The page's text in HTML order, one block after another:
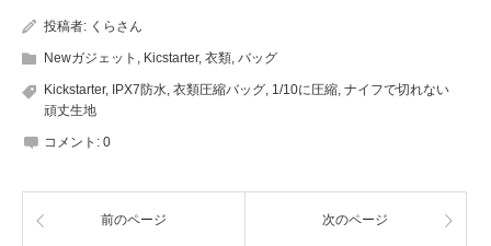
投稿者: くらさん
Newガジェット , Kicstarter, 衣類, バッグ
Kickstarter, IPX7防水, 衣類圧縮バッグ, 1/10に圧縮, ナイフで切れない
頑丈生地
コメント: 0
前のページ 次のページ